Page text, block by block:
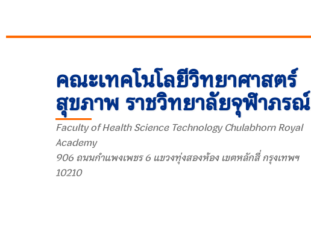
คณะเทคโนโลยีวิทยาศาสตร์
สุขภาพ ราชวิทยาลัยจุฬาภรณ์
Faculty of Health Science Technology Chulabhorn Royal
Academy
906 ถนนกำแพงเพชร 6 แขวงทุ่งสองห้อง เขตหลักสี่ กรุงเทพฯ
10210